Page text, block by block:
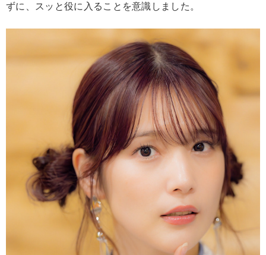
ずに、スッと役に入ることを意識しました。